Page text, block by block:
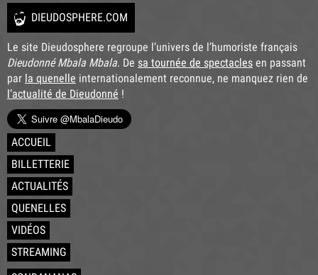
DIEUDOSPHERE.COM
Le site Dieudosphere regroupe l’univers de l’humoriste français
Dieudonné Mbala Mbala. De sa tournée de spectacles en passant
par la quenelle internationalement reconnue, ne manquez rien de
l’actualité de Dieudonné !
ACCUEIL
BILLETTERIE
ACTUALITÉS
QUENELLES
VIDÉOS
STREAMING